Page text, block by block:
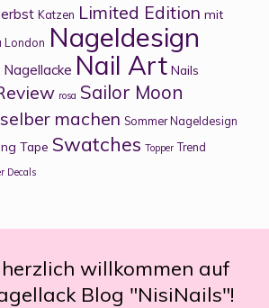
Katzen Limited Edition mit
London Nageldesign
Nagellacke Nail Art Nails
rosa Sailor Moon
selber machen Sommer Nageldesign
Tape Swatches Topper Trend
Decals
willkommen auf
Blog "NisiNails"!